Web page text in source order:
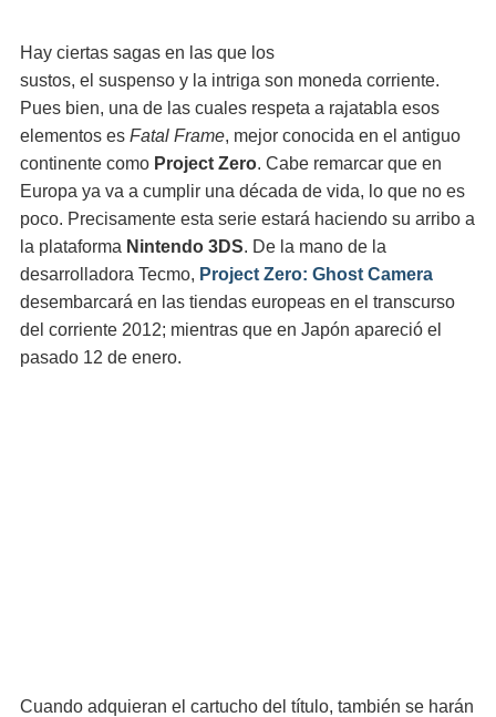
Hay ciertas sagas en las que los
sustos, el suspenso y la intriga son moneda corriente.
Pues bien, una de las cuales respeta a rajatabla esos
elementos es Fatal Frame, mejor conocida en el antiguo
continente como Project Zero. Cabe remarcar que en
Europa ya va a cumplir una década de vida, lo que no es
poco. Precisamente esta serie estará haciendo su arribo a
la plataforma Nintendo 3DS. De la mano de la
desarrolladora Tecmo, Project Zero: Ghost Camera
desembarcará en las tiendas europeas en el transcurso
del corriente 2012; mientras que en Japón apareció el
pasado 12 de enero.
Cuando adquieran el cartucho del título, también se harán